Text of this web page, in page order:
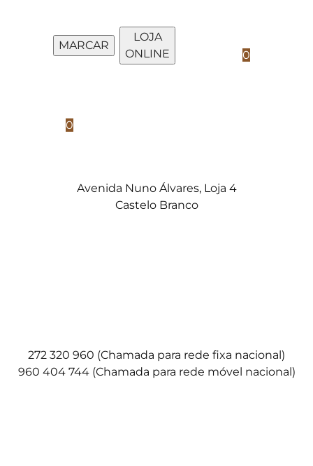
MARCAR
LOJA
ONLINE
0
0
Avenida Nuno Álvares, Loja 4
Castelo Branco
272 320 960 (Chamada para rede fixa nacional)
960 404 744 (Chamada para rede móvel nacional)